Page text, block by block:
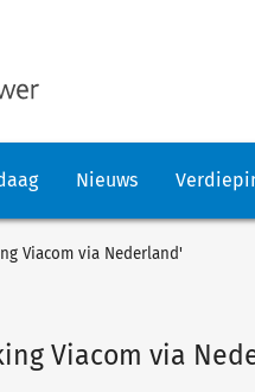
Nieuws
Viacom via Nederland'
Viacom via